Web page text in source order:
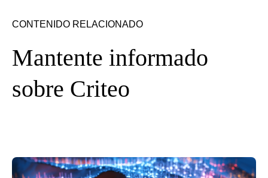
CONTENIDO RELACIONADO
Mantente informado
sobre Criteo